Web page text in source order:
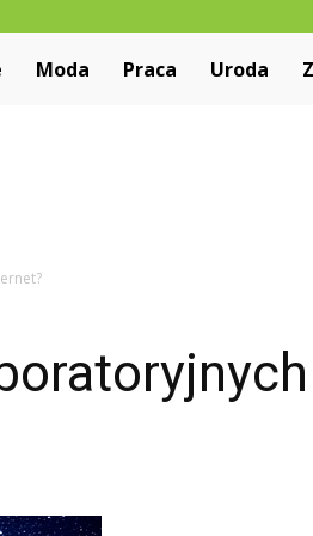
Moda Praca Uroda